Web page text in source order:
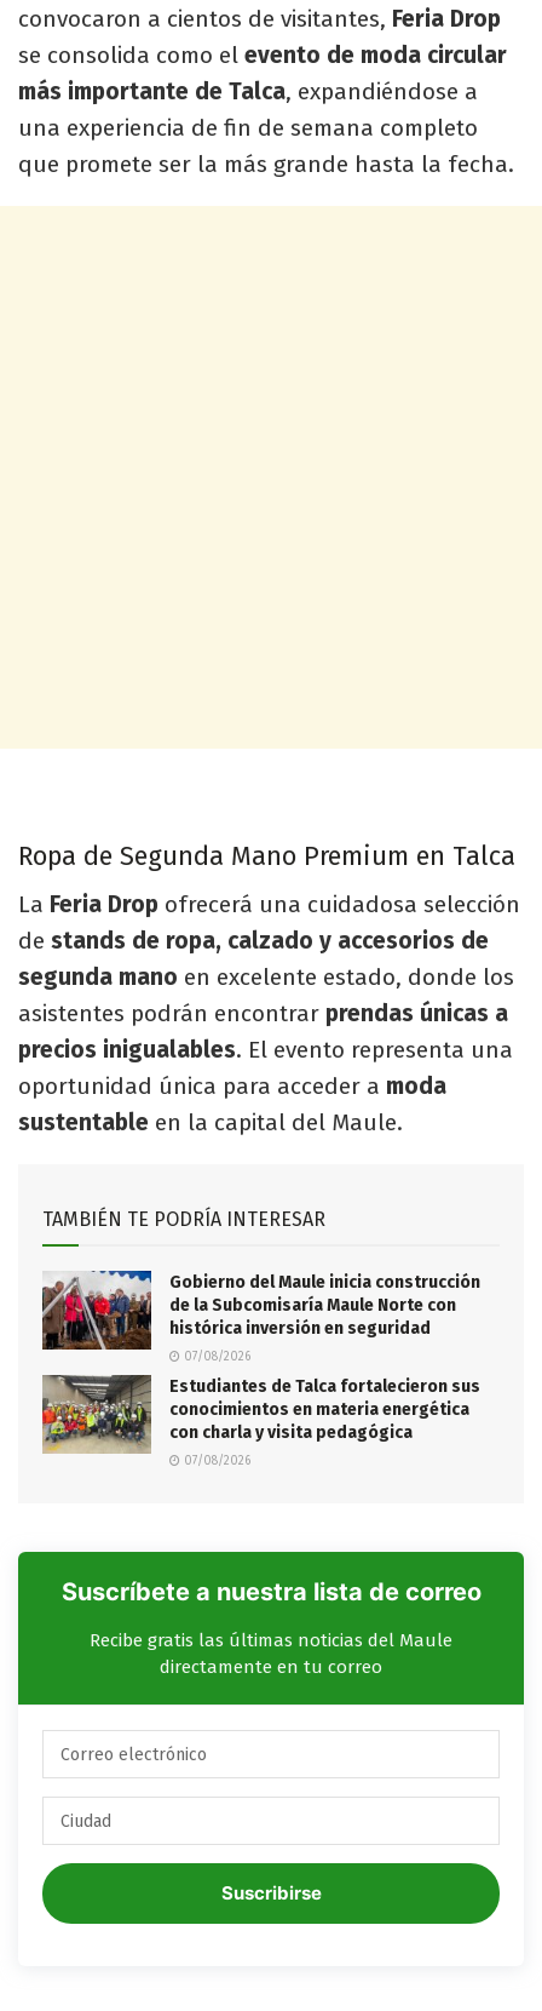
convocaron a cientos de visitantes, Feria Drop
se consolida como el evento de moda circular
más importante de Talca, expandiéndose a
una experiencia de fin de semana completo
que promete ser la más grande hasta la fecha.
Ropa de Segunda Mano Premium en Talca
La Feria Drop ofrecerá una cuidadosa selección
de stands de ropa, calzado y accesorios de
segunda mano en excelente estado, donde los
asistentes podrán encontrar prendas únicas a
precios inigualables. El evento representa una
oportunidad única para acceder a moda
sustentable en la capital del Maule.
TAMBIÉN TE PODRÍA INTERESAR
Gobierno del Maule inicia construcción
de la Subcomisaría Maule Norte con
histórica inversión en seguridad
07/08/2026
Estudiantes de Talca fortalecieron sus
conocimientos en materia energética
con charla y visita pedagógica
07/08/2026
Suscríbete a nuestra lista de correo
Recibe gratis las últimas noticias del Maule
directamente en tu correo
Suscribirse